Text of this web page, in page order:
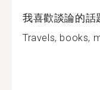
我喜歡談論的話
Travels, books,